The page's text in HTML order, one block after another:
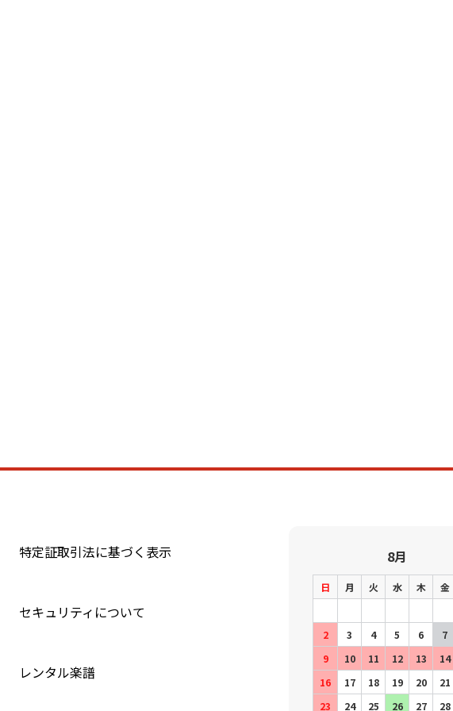
特定証取引法に基づく表示
セキュリティについて
レンタル楽譜
8月
日 月 火 水 木 金
2
3 4 5 6 7
9
10 11 12 13 14
16
17 18 19 20 21
23
24 25 26 27 28